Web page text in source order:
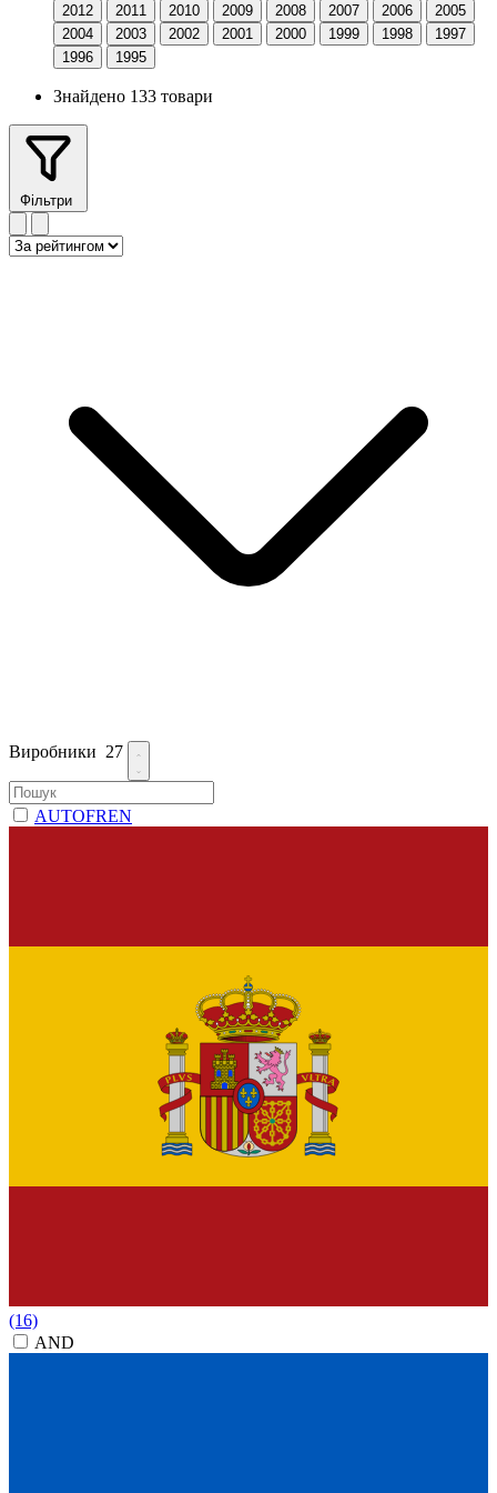
2012 2011 2010 2009 2008 2007 2006
2005
2004
2003 2002 2001 2000 1999 1998
1997
1996
1995
Знайдено 133 товари
Фільтри
Виробники 27
AUTOFREN
(16)
AND